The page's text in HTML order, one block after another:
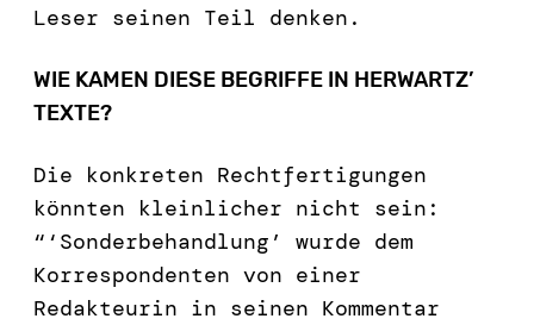
Leser seinen Teil denken.
WIE KAMEN DIESE BEGRIFFE IN HERWARTZ’
TEXTE?
Die konkreten Rechtfertigungen
könnten kleinlicher nicht sein:
“‘Sonderbehandlung’ wurde dem
Korrespondenten von einer
Redakteurin in seinen Kommentar